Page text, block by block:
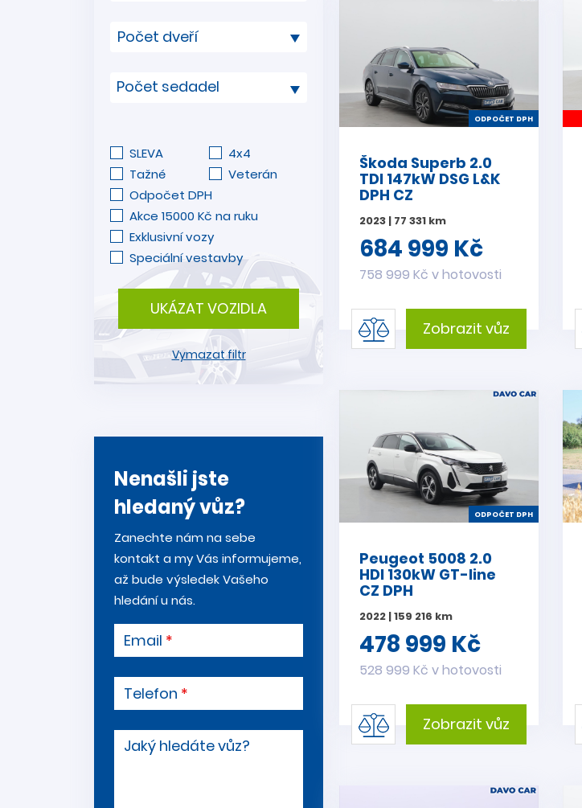
Počet sedadel
SLEVA
4x4
Tažné
Veterán
Odpočet DPH
Akce 15000 Kč na ruku
Exklusivní vozy
Speciální vestavby
UKÁZAT VOZIDLA
Vymazat filtr
Nenašli jste
hledaný vůz?
Zanechte nám na sebe
kontakt a my Vás informujeme,
až bude výsledek Vašeho
hledání u nás.
Email
Telefon
Jaký hledáte vůz?
ODPOČET DPH
Škoda Superb 2.0
TDI 147kW DSG L&K
DPH CZ
2023 | 77 331 km
684 999 Kč
758 999 Kč v hotovosti
Zobrazit vůz
ODPOČET DPH
Peugeot 5008 2.0
HDI 130kW GT-line
CZ DPH
2022 | 159 216 km
478 999 Kč
528 999 Kč v hotovosti
Zobrazit vůz